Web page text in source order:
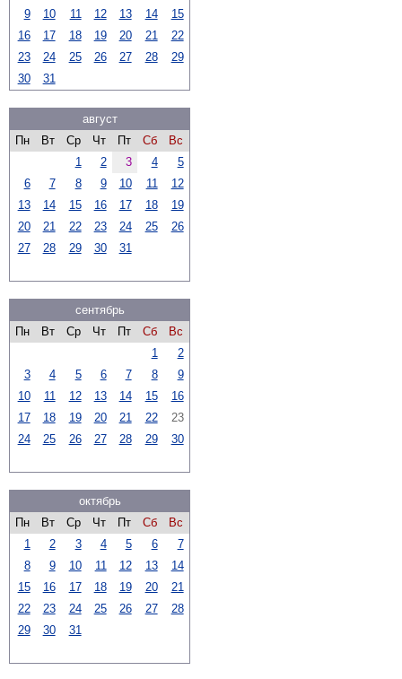
9
10 11 12 13 14
15
16
17 18 19 20 21
22
23
24 25 26 27 28
29
30
31
август
Пн
Вт Ср Чт Пт Сб
Вс
1
2 3 4
5
6
7 8 9 10 11
12
13
14 15 16 17 18
19
20
21 22 23 24 25
26
27
28 29 30 31
сентябрь
Пн
Вт Ср Чт Пт Сб
Вс
1
2
3
4 5 6 7 8
9
10
11 12 13 14 15
16
17
18 19 20 21 22
23
24
25 26 27 28 29 30
октябрь
Пн
Вт Ср Чт Пт Сб
Вс
1
2 3 4 5 6
7
8
9 10 11 12 13
14
15
16 17 18 19 20
21
22
23 24 25 26 27
28
29
30 31